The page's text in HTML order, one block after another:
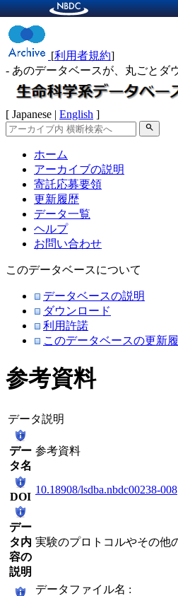
[利用者規約]
- あのデータベースが、丸ごとダ
[ Japanese | English ]
search
ホーム
アーカイブの説明
寄託応募要領
更新履歴
データ一覧
ヘルプ
お問い合わせ
このデータベースについて
データベースの説明
ダウンロード
利用許諾
このデータベースの更新
参考資料
データ説明
デー
タ名
参考資料
DOI
10.18908/lsdba.nbdc00238-008
デー
タ内
容の
説明
実験のプロトコルやその他
データファイル名 :